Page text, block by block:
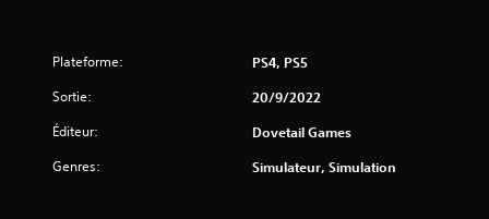
Plateforme: PS4, PS5
Sortie: 20/9/2022
Éditeur: Dovetail Games
Genres: Simulateur, Simulation